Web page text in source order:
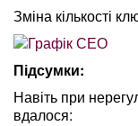
Зміна кількості
Підсумки:
Навіть при
вдалося: